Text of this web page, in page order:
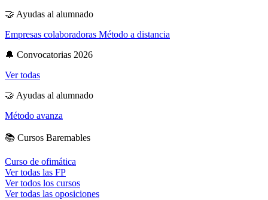
🤝 Ayudas al alumnado
Empresas colaboradoras Método a distancia
🔔 Convocatorias 2026
Ver todas
🤝 Ayudas al alumnado
Método avanza
📚 Cursos Baremables
Curso de ofimática
Ver todas las FP
Ver todos los cursos
Ver todas las oposiciones